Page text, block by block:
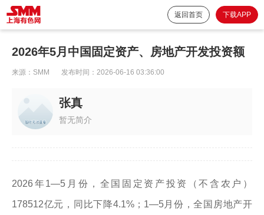
返回首页 下载APP
2026年5月中国固定资产、房地产开发投资额
来源： SMM 发布时间： 2026-06-16 03:36:00
张真
暂无简介
2026年1—5月份，全国固定资产投资（不含农户）
178512亿元，同比下降4.1%；1—5月份，全国房地产开